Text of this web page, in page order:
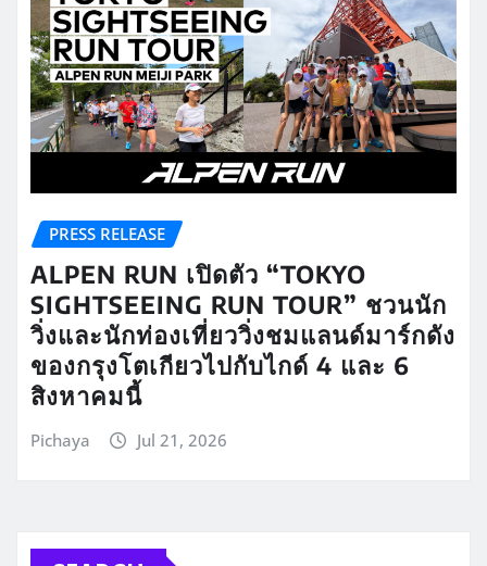
PRESS RELEASE
ALPEN RUN เปิดตัว “TOKYO
SIGHTSEEING RUN TOUR” ชวนนัก
วิ่งและนักท่องเที่ยววิ่งชมแลนด์มาร์กดัง
ของกรุงโตเกียวไปกับไกด์ 4 และ 6
สิงหาคมนี้
Pichaya Jul 21, 2026